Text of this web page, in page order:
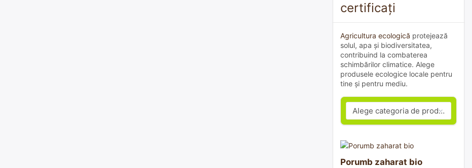
certificați
Agricultura ecologică protejează
solul, apa și biodiversitatea,
contribuind la combaterea
schimbărilor climatice. Alege
produsele ecologice locale pentru
tine și pentru mediu.
Porumb zaharat bio